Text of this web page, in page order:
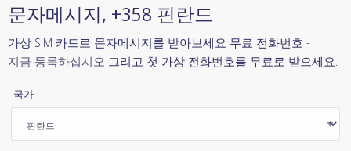
문자메시지, +358 핀란드
가상 SIM 카드로 문자메시지를 받아보세요 무료 전화번호 -
지금 등록하십시오 그리고 첫 가상 전화번호를 무료로 받으세요.
국가